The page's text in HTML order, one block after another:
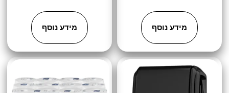
מידע נוסף מידע נוסף